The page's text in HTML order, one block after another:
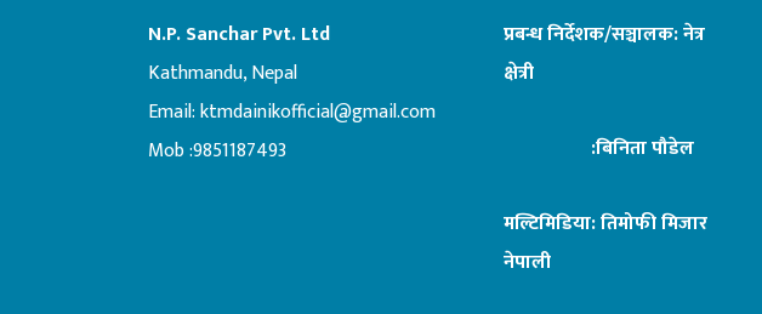
N.P. Sanchar Pvt. Ltd
Kathmandu, Nepal
Email:ktmdainikofficial@gmail.com
Mob :9851187493
प्रबन्ध निर्देशक/सञ्चालक: नेत्र
क्षेत्री
:बिनिता पौडेल
मल्टिमिडिया: तिमोफी मिजार
नेपाली